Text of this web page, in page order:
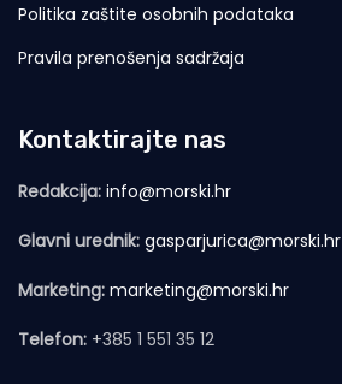
Politika zaštite osobnih podataka
Pravila prenošenja sadržaja
Kontaktirajte nas
Redakcija: info@morski.hr
Glavni urednik: gasparjurica@morski.hr
Marketing: marketing@morski.hr
Telefon: +385 1 551 35 12